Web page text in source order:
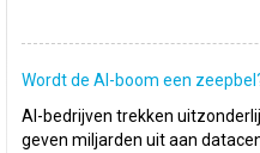
Wordt de AI-boom een
AI-bedrijven trekken
geven miljarden uit aan